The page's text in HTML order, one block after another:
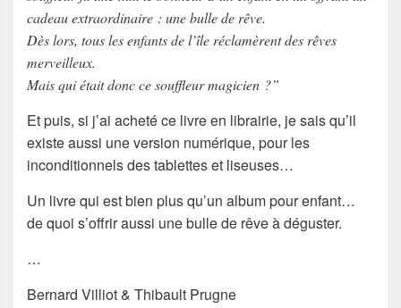
cadeau extraordinaire : une bulle de rêve.
Dès lors, tous les enfants de l’île réclamèrent des rêves
merveilleux.
Mais qui était donc ce souffleur magicien ?”
Et puis, si j’ai acheté ce livre en librairie, je sais qu’il
existe aussi une version numérique, pour les
inconditionnels des tablettes et liseuses…
Un livre qui est bien plus qu’un album pour enfant…
de quoi s’offrir aussi une bulle de rêve à déguster.
…
Bernard Villiot & Thibault Prugne